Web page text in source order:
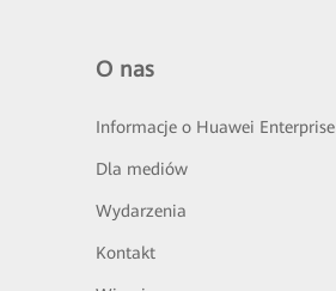
O nas
Informacje o Huawei Enterprise
Dla mediów
Wydarzenia
Kontakt